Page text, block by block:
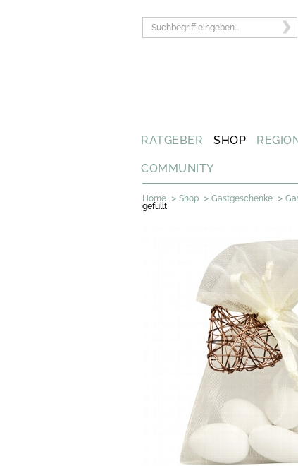
RATGEBER SHOP
COMMUNITY
Home > Shop > Gastgeschenke >
gefüllt